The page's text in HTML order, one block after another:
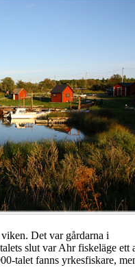
Det var gårdarna i
slut var Ahr fiskeläge ett
talet fanns yrkesfiskare,